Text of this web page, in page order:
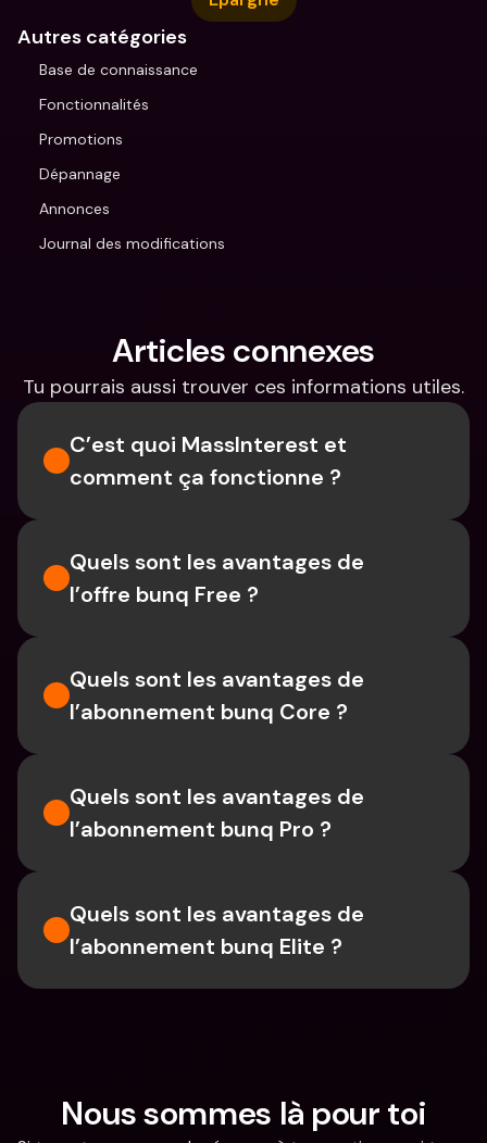
Autres catégories
Base de connaissance
Fonctionnalités
Promotions
Dépannage
Annonces
Journal des modifications
Articles connexes
Tu pourrais aussi trouver ces informations utiles.
C’est quoi MassInterest et
comment ça fonctionne ?
Quels sont les avantages de
l’offre bunq Free ?
Quels sont les avantages de
l’abonnement bunq Core ?
Quels sont les avantages de
l’abonnement bunq Pro ?
Quels sont les avantages de
l’abonnement bunq Elite ?
Nous sommes là pour toi